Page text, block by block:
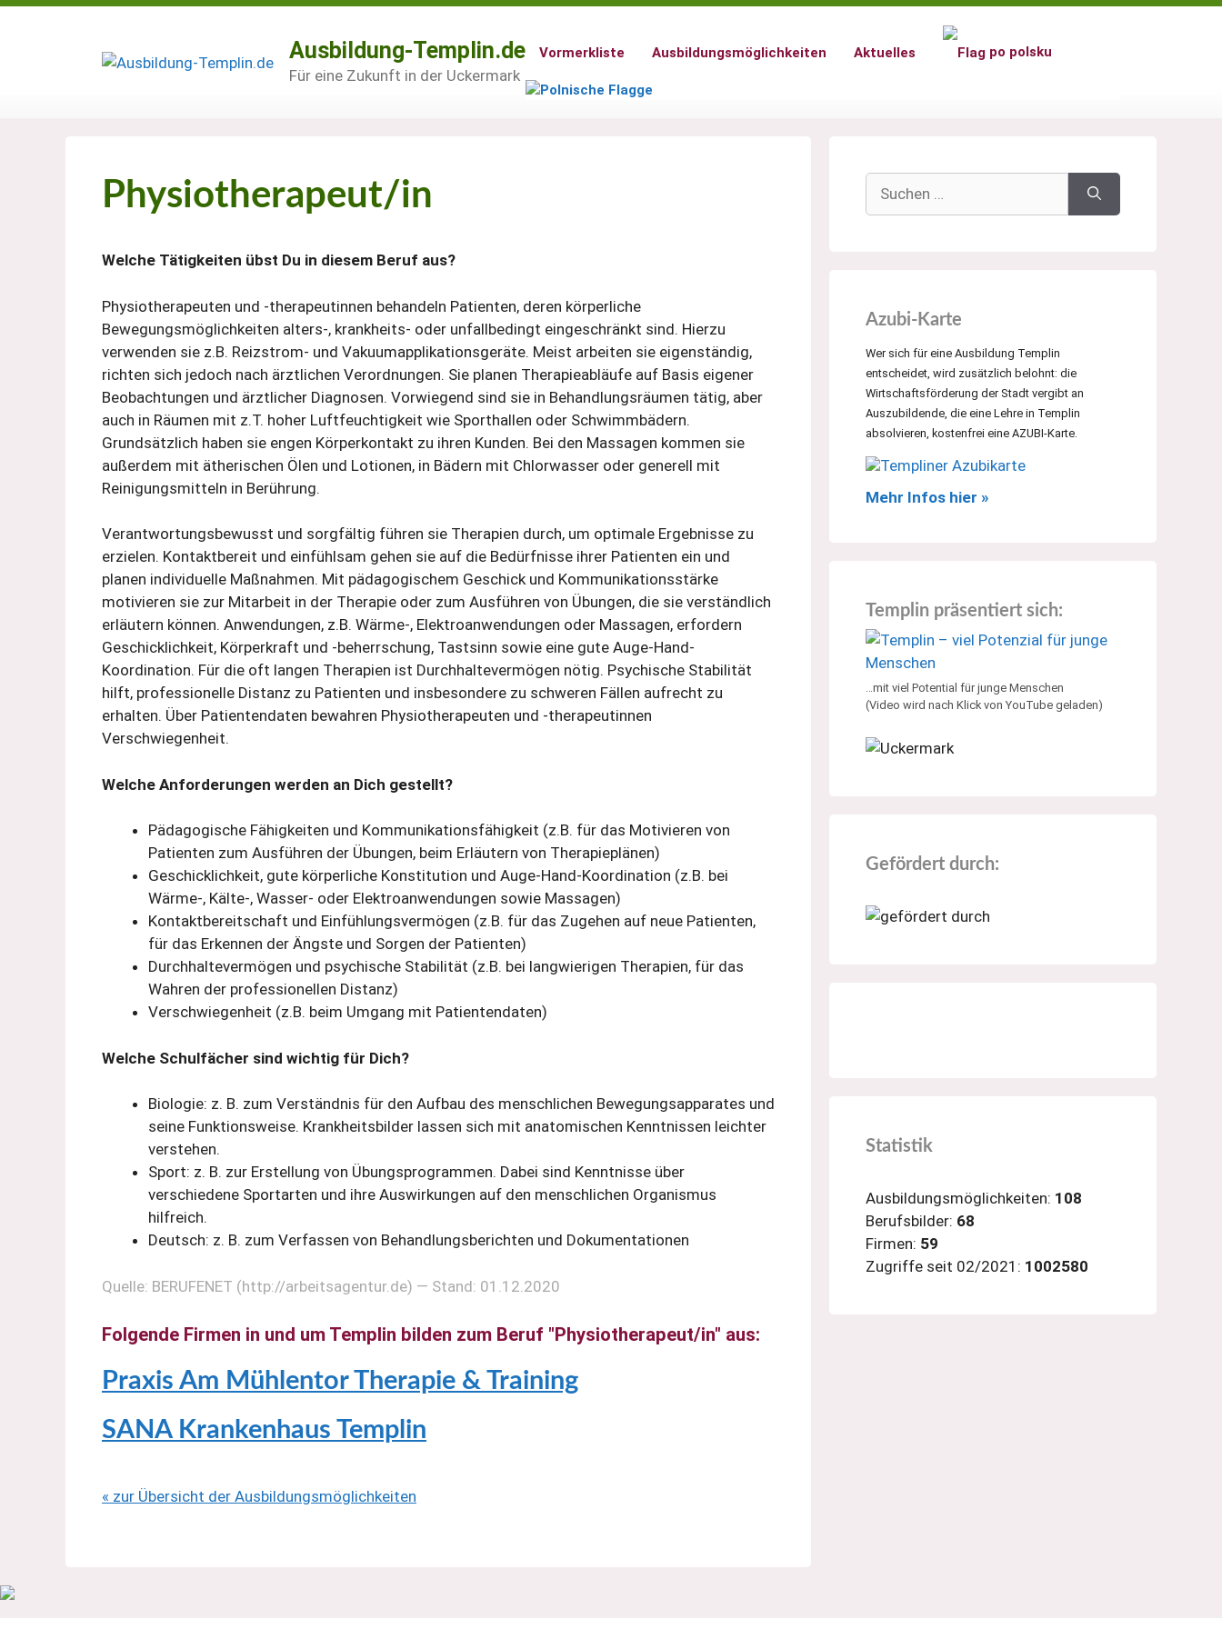
Zum
Ausbildung-Templin.de
Für eine Zukunft in der Uckermark
Vormerkliste Ausbildungsmöglichkeiten Aktuelles po polsku
Physiotherapeut/in
Welche Tätigkeiten übst Du in diesem Beruf aus?
Physiotherapeuten und -therapeutinnen behandeln Patienten, deren körperliche
Bewegungsmöglichkeiten alters-, krankheits- oder unfallbedingt eingeschränkt sind. Hierzu
verwenden sie z.B. Reizstrom- und Vakuumapplikationsgeräte. Meist arbeiten sie eigenständig,
richten sich jedoch nach ärztlichen Verordnungen. Sie planen Therapieabläufe auf Basis eigener
Beobachtungen und ärztlicher Diagnosen. Vorwiegend sind sie in Behandlungsräumen tätig, aber
auch in Räumen mit z.T. hoher Luftfeuchtigkeit wie Sporthallen oder Schwimmbädern.
Grundsätzlich haben sie engen Körperkontakt zu ihren Kunden. Bei den Massagen kommen sie
außerdem mit ätherischen Ölen und Lotionen, in Bädern mit Chlorwasser oder generell mit
Reinigungsmitteln in Berührung.
Verantwortungsbewusst und sorgfältig führen sie Therapien durch, um optimale Ergebnisse zu
erzielen. Kontaktbereit und einfühlsam gehen sie auf die Bedürfnisse ihrer Patienten ein und
planen individuelle Maßnahmen. Mit pädagogischem Geschick und Kommunikationsstärke
motivieren sie zur Mitarbeit in der Therapie oder zum Ausführen von Übungen, die sie verständlich
erläutern können. Anwendungen, z.B. Wärme-, Elektroanwendungen oder Massagen, erfordern
Geschicklichkeit, Körperkraft und -beherrschung, Tastsinn sowie eine gute Auge-Hand-
Koordination. Für die oft langen Therapien ist Durchhaltevermögen nötig. Psychische Stabilität
hilft, professionelle Distanz zu Patienten und insbesondere zu schweren Fällen aufrecht zu
erhalten. Über Patientendaten bewahren Physiotherapeuten und -therapeutinnen
Verschwiegenheit.
Welche Anforderungen werden an Dich gestellt?
Pädagogische Fähigkeiten und Kommunikationsfähigkeit (z.B. für das Motivieren von
Patienten zum Ausführen der Übungen, beim Erläutern von Therapieplänen)
Geschicklichkeit, gute körperliche Konstitution und Auge-Hand-Koordination (z.B. bei
Wärme-, Kälte-, Wasser- oder Elektroanwendungen sowie Massagen)
Kontaktbereitschaft und Einfühlungsvermögen (z.B. für das Zugehen auf neue Patienten,
für das Erkennen der Ängste und Sorgen der Patienten)
Durchhaltevermögen und psychische Stabilität (z.B. bei langwierigen Therapien, für das
Wahren der professionellen Distanz)
Verschwiegenheit (z.B. beim Umgang mit Patientendaten)
Welche Schulfächer sind wichtig für Dich?
Biologie: z. B. zum Verständnis für den Aufbau des menschlichen Bewegungsapparates und
seine Funktionsweise. Krankheitsbilder lassen sich mit anatomischen Kenntnissen leichter
verstehen.
Sport: z. B. zur Erstellung von Übungsprogrammen. Dabei sind Kenntnisse über
verschiedene Sportarten und ihre Auswirkungen auf den menschlichen Organismus
hilfreich.
Deutsch: z. B. zum Verfassen von Behandlungsberichten und Dokumentationen
Quelle: BERUFENET (http://arbeitsagentur.de) — Stand: 01.12.2020
Folgende Firmen in und um Templin bilden zum Beruf "Physiotherapeut/in" aus:
Praxis Am Mühlentor Therapie & Training
SANA Krankenhaus Templin
« zur Übersicht der Ausbildungsmöglichkeiten
Azubi-Karte
Wer sich für eine Ausbildung Templin
entscheidet, wird zusätzlich belohnt: die
Wirtschaftsförderung der Stadt vergibt an
Auszubildende, die eine Lehre in Templin
absolvieren, kostenfrei eine AZUBI-Karte.
Mehr Infos hier »
Templin präsentiert sich:
…mit viel Potential für junge Menschen
(Video wird nach Klick von YouTube geladen)
Gefördert durch:
Statistik
Ausbildungsmöglichkeiten: 108
Berufsbilder: 68
Firmen: 59
Zugriffe seit 02/2021: 1002580